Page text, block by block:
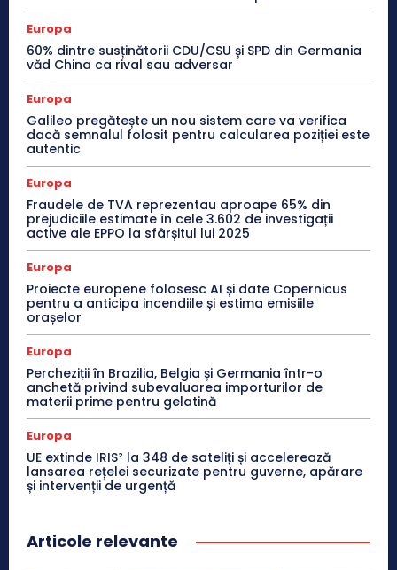
Europa
60% dintre susținătorii CDU/CSU și SPD din Germania
văd China ca rival sau adversar
Europa
Galileo pregătește un nou sistem care va verifica
dacă semnalul folosit pentru calcularea poziției este
autentic
Europa
Fraudele de TVA reprezentau aproape 65% din
prejudiciile estimate în cele 3.602 de investigații
active ale EPPO la sfârșitul lui 2025
Europa
Proiecte europene folosesc AI și date Copernicus
pentru a anticipa incendiile și estima emisiile
orașelor
Europa
Percheziții în Brazilia, Belgia și Germania într-o
anchetă privind subevaluarea importurilor de
materii prime pentru gelatină
Europa
UE extinde IRIS² la 348 de sateliți și accelerează
lansarea rețelei securizate pentru guverne, apărare
și intervenții de urgență
Articole relevante